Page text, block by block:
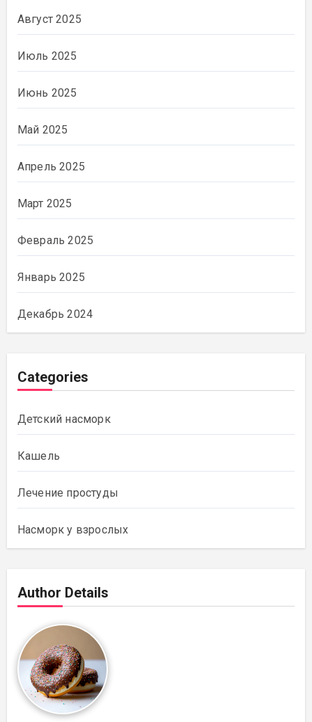
Август 2025
Июль 2025
Июнь 2025
Май 2025
Апрель 2025
Март 2025
Февраль 2025
Январь 2025
Декабрь 2024
Categories
Детский насморк
Кашель
Лечение простуды
Насморк у взрослых
Author Details